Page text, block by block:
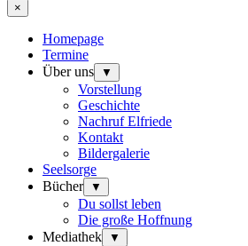
×
Homepage
Termine
Über uns
▼
Vorstellung
Geschichte
Nachruf Elfriede
Kontakt
Bildergalerie
Seelsorge
Bücher
▼
Du sollst leben
Die große Hoffnung
Mediathek
▼